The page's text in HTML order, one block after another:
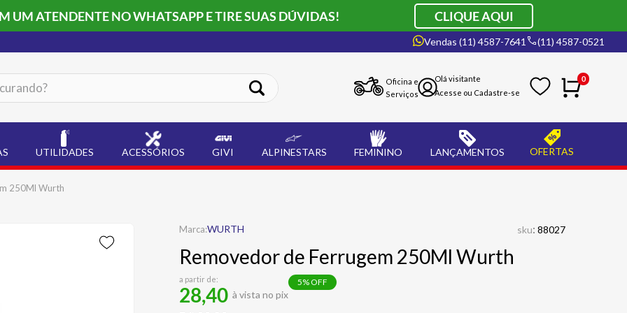
UM ATENDENTE NO WHATSAPP E TIRE SUAS DÚVIDAS! CLIQUE AQUI
Vendas (11) 4587-7641 (11) 4587-0521
Oficina e
Serviços
0
UTILIDADES ACESSÓRIOS GIVI ALPINESTARS FEMININO LANÇAMENTOS OFERTAS
250Ml Wurth
WURTH sku: 88027
Removedor de Ferrugem 250Ml Wurth
a partir de:
28,40 à vista no pix
5% OFF